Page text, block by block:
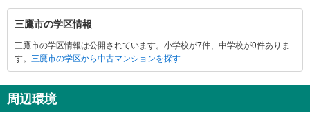
鷹
市
に
す
る
三鷹市の学区情報
三鷹市の学区情報は公開されています。小学校が7件、中学校が0件ありま
す。 三鷹市の学区から中古マンションを探す
周辺環境